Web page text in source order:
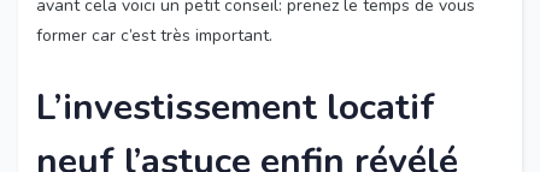
avant cela voici un petit conseil: prenez le temps de vous
former car c’est très important.
L’investissement locatif
neuf l’astuce enfin révélé